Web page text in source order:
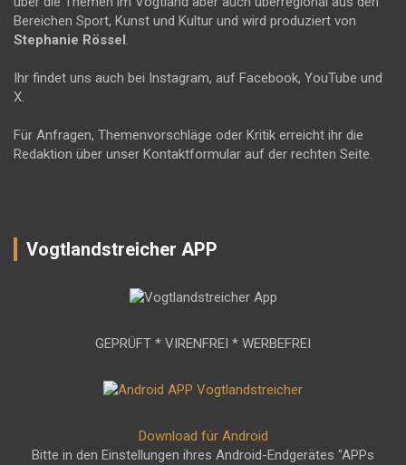
Bereichen Sport, Kunst und Kultur und wird produziert von
Stephanie Rössel.
Ihr findet uns auch bei Instagram, auf Facebook, YouTube und
X.
Für Anfragen, Themenvorschläge oder Kritik erreicht ihr die
Redaktion über unser Kontaktformular auf der rechten Seite.
Vogtlandstreicher APP
GEPRÜFT * VIRENFREI * WERBEFREI
Download für Android
Bitte in den Einstellungen ihres Android-Endgerätes "APPs